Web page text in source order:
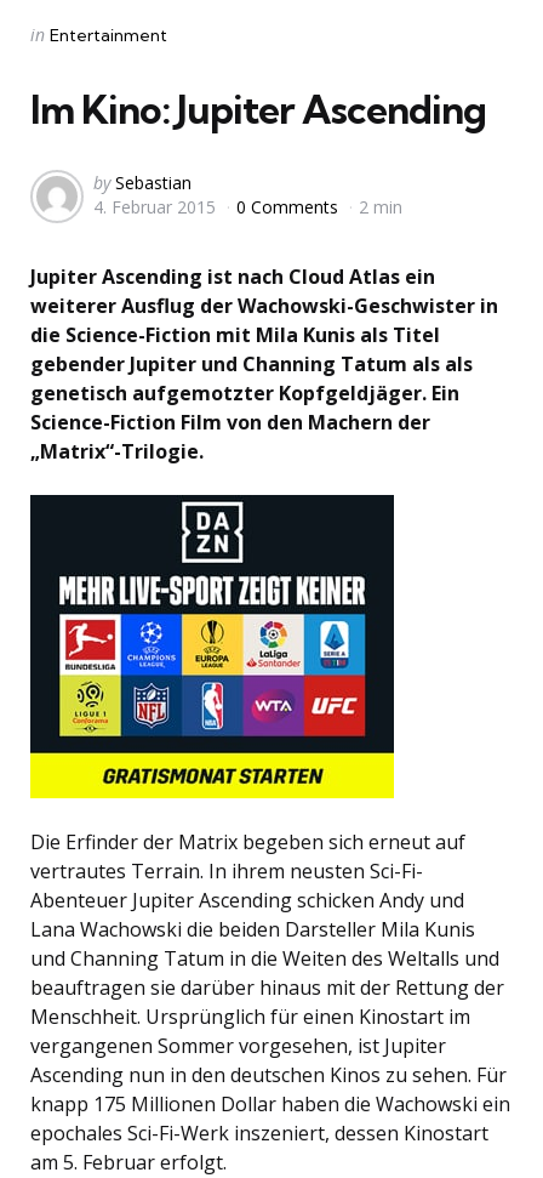
Categories
Posted
in Entertainment
Im Kino: Jupiter Ascending
Posted
by
by Sebastian
4. Februar 2015
0 Comments 2 min
Jupiter Ascending ist nach Cloud Atlas ein
weiterer Ausflug der Wachowski-Geschwister in
die Science-Fiction mit Mila Kunis als Titel
gebender Jupiter und Channing Tatum als als
genetisch aufgemotzter Kopfgeldjäger. Ein
Science-Fiction Film von den Machern der
„Matrix“-Trilogie.
Die Erfinder der Matrix begeben sich erneut auf
vertrautes Terrain. In ihrem neusten Sci-Fi-
Abenteuer Jupiter Ascending schicken Andy und
Lana Wachowski die beiden Darsteller Mila Kunis
und Channing Tatum in die Weiten des Weltalls und
beauftragen sie darüber hinaus mit der Rettung der
Menschheit. Ursprünglich für einen Kinostart im
vergangenen Sommer vorgesehen, ist Jupiter
Ascending nun in den deutschen Kinos zu sehen. Für
knapp 175 Millionen Dollar haben die Wachowski ein
epochales Sci-Fi-Werk inszeniert, dessen Kinostart
am 5. Februar erfolgt.